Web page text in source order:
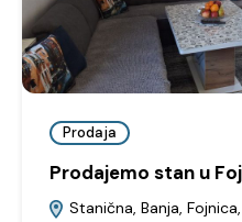
Prodaja
Prodajemo stan u
Stanična, Banja,